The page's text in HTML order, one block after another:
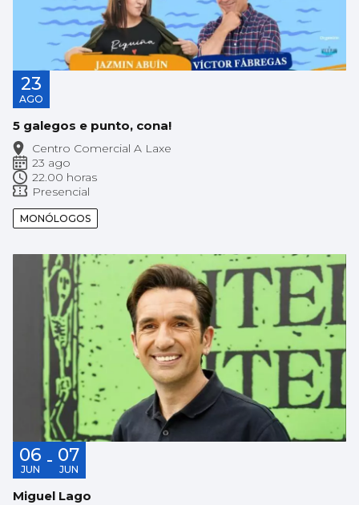
23
AGO
5 galegos e punto, cona!
Centro Comercial A Laxe
23 ago
22.00 horas
Presencial
MONÓLOGOS
06
JUN - 07
JUN
Miguel Lago